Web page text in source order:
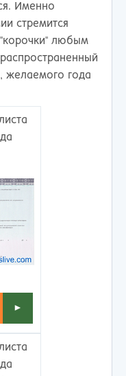
Именно
стремится
"корочки" любым
желаемого года
►